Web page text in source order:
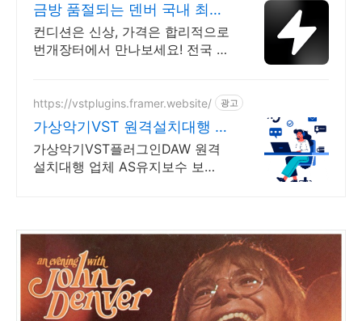
금방 품절되는 덴버 국내 최대
브랜드 중고거래
컨디션은 신상, 가격은 합리적으로
번개장터에서 만나보세요! 전국 각
로드
https://vstplugins.framer.website/ 광고
가상악기VST 원격설치대행 가
상악기플러그인 원격설치대행
가상악기VST플러그인DAW 원격
설치대행 업체 AS유지보수 보